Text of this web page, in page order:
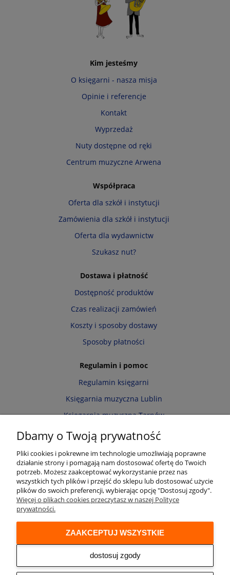
Kim jesteśmy
O księgarni - nasza misja
Opinie i referencje
Kontakt
Wyprzedaż
Nuty dostępne od ręki
Centrum muzyczne Arwena
Współpraca
Oferta dla szkół i instytucji
Zamówienia dla szkół i instytucji
Oferta dla wydawnictw
Szukasz nut?
Dostawa i płatność
Dostępność produktów
Czas realizacji zamówień
Koszty i sposoby dostawy
Sposoby płatności
Regulamin i pomoc
Regulamin księgarni
Księgarnia muzyczna Lublin
Księgarnia muzyczna Tarnów
Informacja o cookies
Zwroty i reklamacje
Moje konto
Twoje zamówienia
Przechowalnia
Ustawienia konta
Audio online
© 2026 Księgarnia muzyczna Alenuty.pl
Dbamy o Twoją prywatność
Pliki cookies i pokrewne im technologie umożliwiają poprawne
działanie strony i pomagają nam dostosować ofertę do Twoich
potrzeb. Możesz zaakceptować wykorzystanie przez nas
wszystkich tych plików i przejść do sklepu lub dostosować użycie
plików do swoich preferencji, wybierając opcję "Dostosuj zgody".
Więcej o plikach cookies przeczytasz w naszej Polityce
prywatności.
dostosuj zgody
ZAAKCEPTUJ WSZYSTKIE